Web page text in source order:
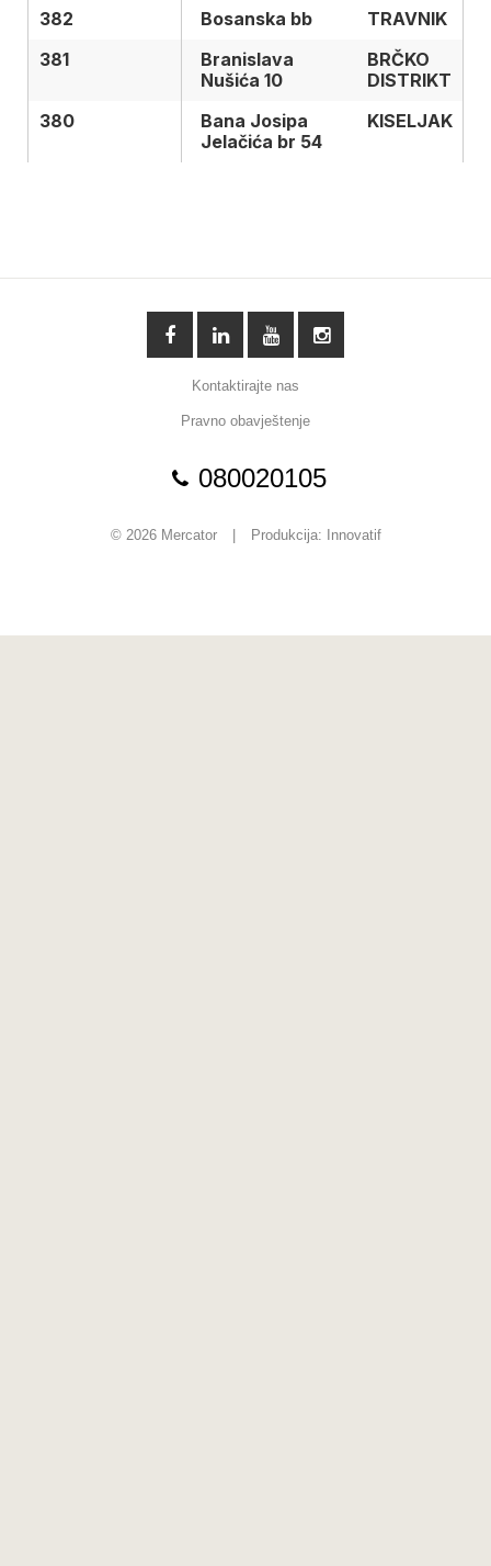
382 Bosanska bb
TRAVNIK
381
Branislava
Nušića 10
BRČKO
DISTRIKT
380
Bana Josipa
Jelačića br 54
KISELJAK
382
381
380
Kontaktirajte nas
Pravno obavještenje
080020105
© 2026 Mercator Produkcija: Innovatif